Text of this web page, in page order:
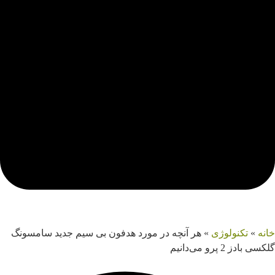
خانه » تکنولوژی » هر آنچه در مورد هدفون بی سیم جدید سامسونگ
گلکسی بادز 2 پرو می‌دانیم